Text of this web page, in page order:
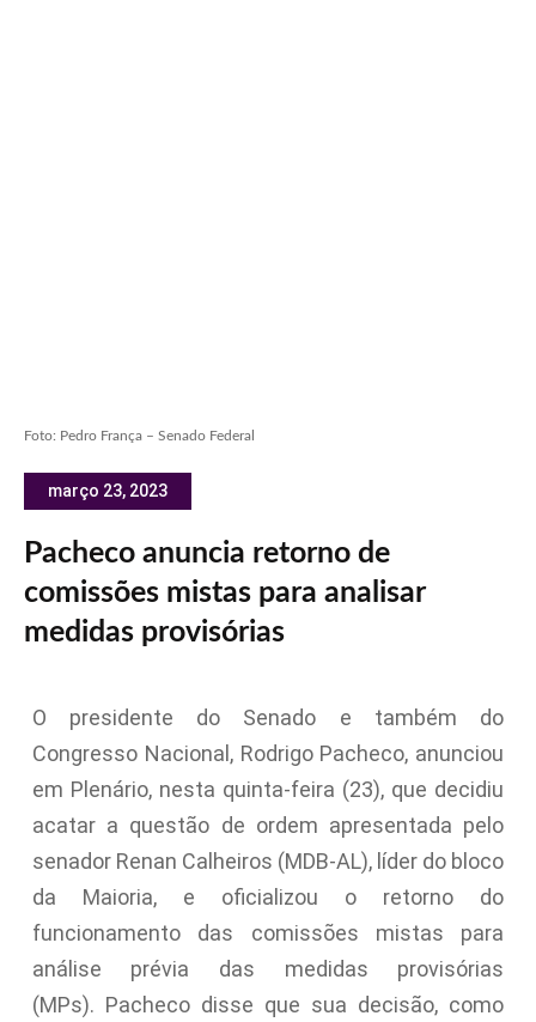
Foto: Pedro França – Senado Federal
março 23, 2023
Pacheco anuncia retorno de
comissões mistas para analisar
medidas provisórias
O presidente do Senado e também do
Congresso Nacional, Rodrigo Pacheco, anunciou
em Plenário, nesta quinta-feira (23), que decidiu
acatar a questão de ordem apresentada pelo
senador Renan Calheiros (MDB-AL), líder do bloco
da Maioria, e oficializou o retorno do
funcionamento das comissões mistas para
análise prévia das medidas provisórias
(MPs). Pacheco disse que sua decisão, como